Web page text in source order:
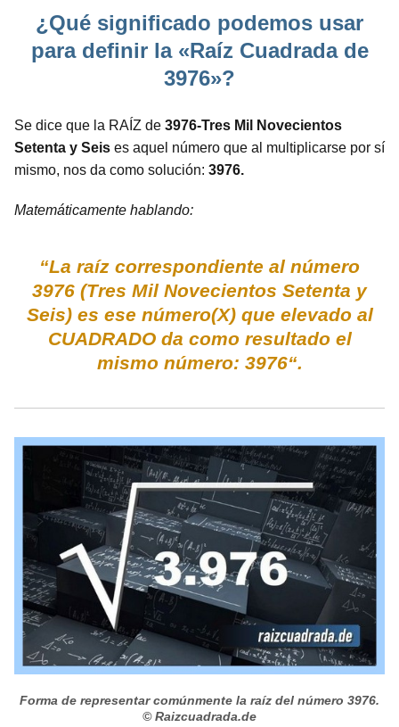
¿Qué significado podemos usar
para definir la «Raíz Cuadrada de
3976»?
Se dice que la RAÍZ de 3976-Tres Mil Novecientos
Setenta y Seis es aquel número que al multiplicarse por sí
mismo, nos da como solución: 3976.
Matemáticamente hablando:
“La raíz correspondiente al número
3976 (Tres Mil Novecientos Setenta y
Seis) es ese número(X) que elevado al
CUADRADO da como resultado el
mismo número: 3976“.
Forma de representar comúnmente la raíz del número 3976.
© Raizcuadrada.de